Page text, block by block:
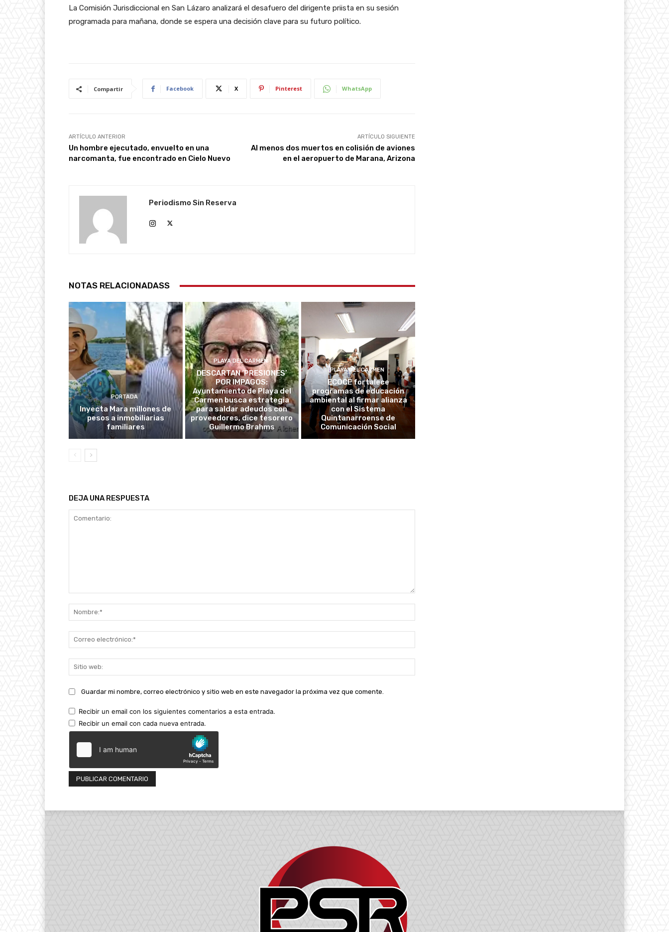
La Comisión Jurisdiccional en San Lázaro analizará el desafuero del dirigente priista en su sesión
programada para mañana, donde se espera una decisión clave para su futuro político.
Compartir Facebook X Pinterest WhatsApp
ARTÍCULO ANTERIOR
Un hombre ejecutado, envuelto en una
narcomanta, fue encontrado en Cielo Nuevo
ARTÍCULO SIGUIENTE
Al menos dos muertos en colisión de aviones
en el aeropuerto de Marana, Arizona
Periodismo Sin Reserva
NOTAS RELACIONADASS
PORTADA
Inyecta Mara millones de
pesos a inmobiliarias
familiares
PLAYA DEL CARMEN
DESCARTAN ‘PRESIONES’
POR IMPAGOS:
Ayuntamiento de Playa del
Carmen busca estrategia
para saldar adeudos con
proveedores, dice tesorero
Guillermo Brahms
PLAYA DEL CARMEN
ECOCE fortalece
programas de educación
ambiental al firmar alianza
con el Sistema
Quintanarroense de
Comunicación Social
DEJA UNA RESPUESTA
electrónico:*
web:
Guardar mi nombre, correo electrónico y sitio web en este navegador la próxima vez que comente.
Recibir un email con los siguientes comentarios a esta entrada.
Recibir un email con cada nueva entrada.